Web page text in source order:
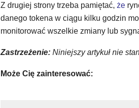
Z drugiej strony trzeba pamiętać, że
danego tokena w ciągu kilku godzin
monitorować wszelkie zmiany lub
Zastrzeżenie:Niniejszy artykuł nie
Może Cię zainteresować: